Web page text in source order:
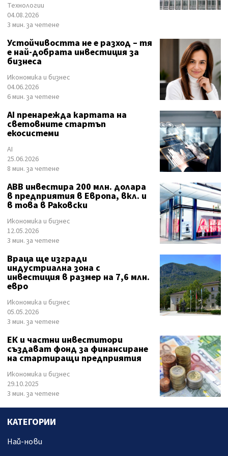
Технологии
04.08.2026
3 мин. за четене
Устойчивостта не е разход – тя
е най-добрата инвестиция за
бизнеса
Икономика и бизнес
04.06.2026
6 мин. за четене
AI пренарежда картата на
световните стартъп
екосистеми
AI
25.06.2026
8 мин. за четене
ABB инвестира 200 млн. долара
в предприятия в Европа, вкл. и
в това в Раковски
Икономика и бизнес
12.05.2026
3 мин. за четене
Враца ще изгради
индустриална зона с
инвестиция в размер на 7,6 млн.
евро
Икономика и бизнес
05.05.2026
3 мин. за четене
ЕК и частни инвеститори
създават фонд за финансиране
на стартиращи предприятия
Икономика и бизнес
29.10.2025
3 мин. за четене
КАТЕГОРИИ
Най-нови